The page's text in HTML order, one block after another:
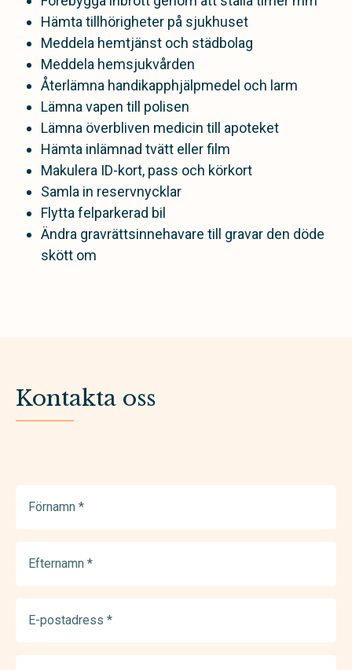
Hämta tillhörigheter på sjukhuset
Meddela hemtjänst och städbolag
Meddela hemsjukvården
Återlämna handikapphjälpmedel och larm
Lämna vapen till polisen
Lämna överbliven medicin till apoteket
Hämta inlämnad tvätt eller film
Makulera ID-kort, pass och körkort
Samla in reservnycklar
Flytta felparkerad bil
Ändra gravrättsinnehavare till gravar den döde
skött om
Kontakta oss
(Required)
(Required)
postadress